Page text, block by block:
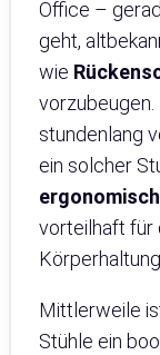
Office –
geht,
wie
vorzubeugen.
stundenlang
ein solcher
vorteilhaft für
Mittlerweile
Stühle ein